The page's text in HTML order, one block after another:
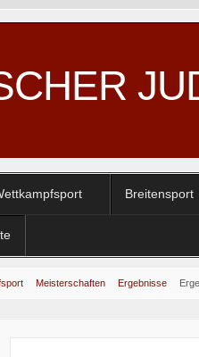
Breitensport
Meisterschaften Ergebnisse